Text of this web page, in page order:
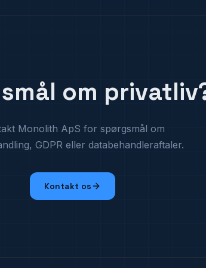
om
Monolith ApS for spørgsmål om
GDPR eller databehandleraftaler.
Kontakt os